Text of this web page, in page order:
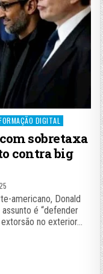
DIGITAL
sobretaxa
contra big
americano, Donald
é “defender
no exterior…